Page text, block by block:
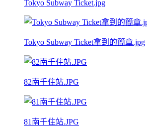
Tokyo Subway Ticket.jpg
Tokyo Subway Ticket拿到的簡章.jpg
82南千住站.JPG
81南千住站.JPG